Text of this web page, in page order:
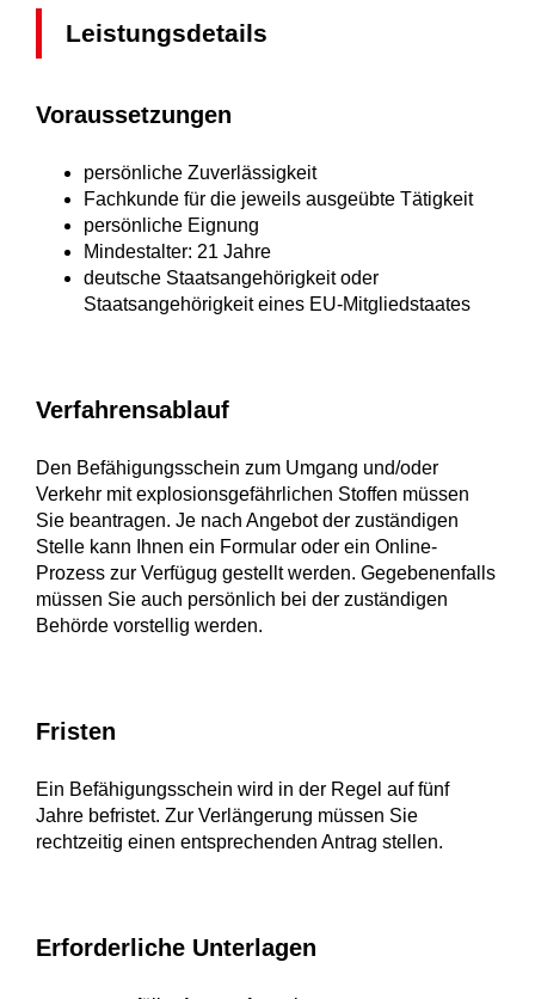
Leistungsdetails
Voraussetzungen
persönliche Zuverlässigkeit
Fachkunde für die jeweils ausgeübte Tätigkeit
persönliche Eignung
Mindestalter: 21 Jahre
deutsche Staatsangehörigkeit oder
Staatsangehörigkeit eines EU-Mitgliedstaates
Verfahrensablauf
Den Befähigungsschein zum Umgang und/oder
Verkehr mit explosionsgefährlichen Stoffen müssen
Sie beantragen. Je nach Angebot der zuständigen
Stelle kann Ihnen ein Formular oder ein Online-
Prozess zur Verfügug gestellt werden. Gegebenenfalls
müssen Sie auch persönlich bei der zuständigen
Behörde vorstellig werden.
Fristen
Ein Befähigungsschein wird in der Regel auf fünf
Jahre befristet. Zur Verlängerung müssen Sie
rechtzeitig einen entsprechenden Antrag stellen.
Erforderliche Unterlagen